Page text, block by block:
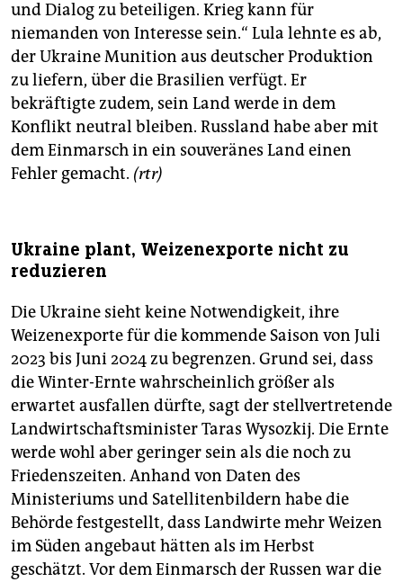
und Dialog zu beteiligen. Krieg kann für
niemanden von Interesse sein.“ Lula lehnte es ab,
der Ukraine Munition aus deutscher Produktion
zu liefern, über die Brasilien verfügt. Er
bekräftigte zudem, sein Land werde in dem
Konflikt neutral bleiben. Russland habe aber mit
dem Einmarsch in ein souveränes Land einen
Fehler gemacht. (rtr)
Ukraine plant, Weizenexporte nicht zu
reduzieren
Die Ukraine sieht keine Notwendigkeit, ihre
Weizenexporte für die kommende Saison von Juli
2023 bis Juni 2024 zu begrenzen. Grund sei, dass
die Winter-Ernte wahrscheinlich größer als
erwartet ausfallen dürfte, sagt der stellvertretende
Landwirtschaftsminister Taras Wysozkij. Die Ernte
werde wohl aber geringer sein als die noch zu
Friedenszeiten. Anhand von Daten des
Ministeriums und Satellitenbildern habe die
Behörde festgestellt, dass Landwirte mehr Weizen
im Süden angebaut hätten als im Herbst
geschätzt. Vor dem Einmarsch der Russen war die